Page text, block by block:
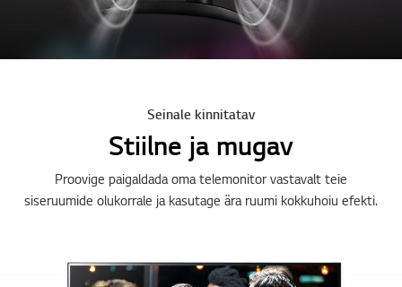
Seinale kinnitatav
Stiilne ja mugav
Proovige paigaldada oma telemonitor vastavalt teie
siseruumide olukorrale ja kasutage ära ruumi kokkuhoiu efekti.